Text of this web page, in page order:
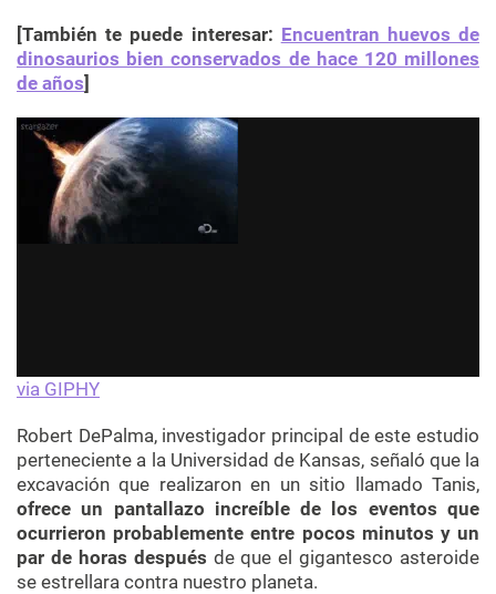
[También te puede interesar: Encuentran huevos de
dinosaurios bien conservados de hace 120 millones
de años]
via GIPHY
Robert DePalma, investigador principal de este estudio
perteneciente a la Universidad de Kansas, señaló que la
excavación que realizaron en un sitio llamado Tanis,
ofrece un pantallazo increíble de los eventos que
ocurrieron probablemente entre pocos minutos y un
par de horas después de que el gigantesco asteroide
se estrellara contra nuestro planeta.